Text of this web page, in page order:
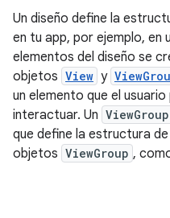
Un diseño define la
en tu app, por ejemplo, en
elementos del diseño se
objetos View y
un elemento que el
interactuar. Un ViewGroup
que define la estructura
objetos ViewGroup ,